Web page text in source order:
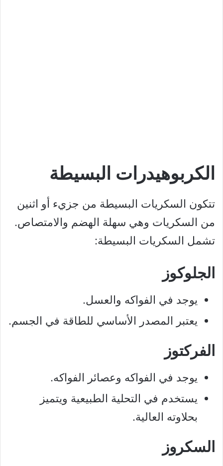
الكربوهيدرات البسيطة
تتكون السكريات البسيطة من جزيء أو اثنين
من السكريات وهي سهلة الهضم والامتصاص.
تشمل السكريات البسيطة:
الجلوكوز
يوجد في الفواكه والعسل.
يعتبر المصدر الأساسي للطاقة في الجسم.
الفركتوز
يوجد في الفواكه وعصائر الفواكه.
يستخدم في التحلية الطبيعية ويتميز
بحلاوته العالية.
السكروز